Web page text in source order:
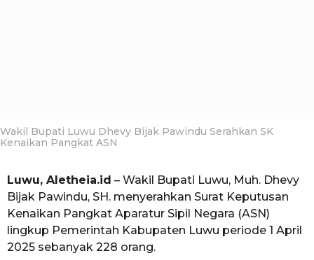
Wakil Bupati Luwu Dhevy Bijak Pawindu Serahkan SK
Kenaikan Pangkat ASN
Luwu, Aletheia.id – Wakil Bupati Luwu, Muh. Dhevy
Bijak Pawindu, SH. menyerahkan Surat Keputusan
Kenaikan Pangkat Aparatur Sipil Negara (ASN)
lingkup Pemerintah Kabupaten Luwu periode 1 April
2025 sebanyak 228 orang.